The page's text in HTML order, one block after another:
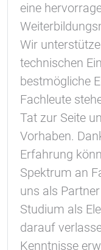
eine
Wir
technischen
bestmögliche
Fachleute
Tat zur Seite
Vorhaben.
Erfahrung
Spektrum an
uns als
Studium als
darauf
Kenntnisse
EXTERNE
Plattformen
diesen
YouTube